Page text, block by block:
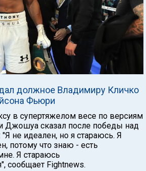
должное Владимиру Кличко
Фьюри
в супертяжелом весе по версиям
Джошуа сказал после победы над
не идеален, но я стараюсь. Я
потому что знаю - есть
Я стараюсь
сообщает Fightnews.